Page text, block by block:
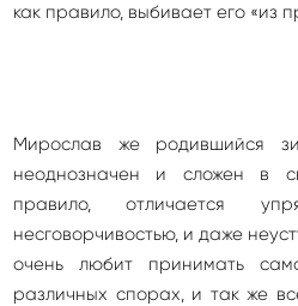
как правило, выбивает его «из
Мирослав же родившийся
неоднозначен и сложен в
правило, отличается
несговорчивостью, и даже
очень любит принимать
различных спорах, и так же